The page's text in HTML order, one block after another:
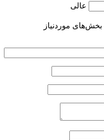
عالی
بخش‌های موردنیاز